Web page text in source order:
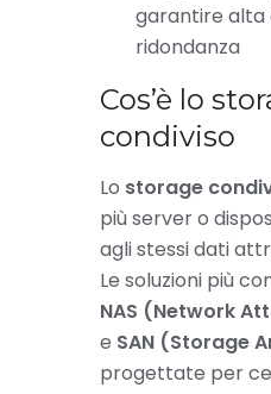
garantire alta
ridondanza
Cos’è lo
condiviso
Lo storage
più server o
agli stessi dati
Le soluzioni più
NAS (Network
e SAN (Storage
progettate per